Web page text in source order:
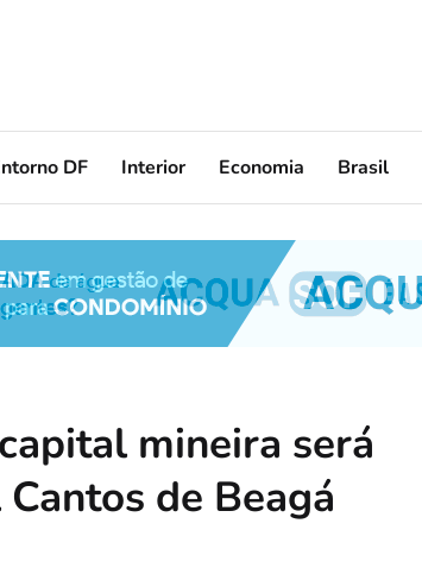
DF Interior Economia Brasil
mineira será
de Beagá